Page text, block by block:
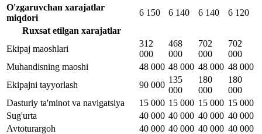
O'zgaruvchan xarajatlar
miqdori
6 150 6 140 6 140
6 120
Ruxsat etilgan xarajatlar
Ekipaj maoshlari
312
000
468
000
702
000
702
000
Muhandisning maoshi
48 000 48 000 48 000 48 000
Ekipajni tayyorlash
90 000
135
000
180
000
180
000
Dasturiy ta'minot va navigatsiya
15 000 15 000 15 000 15 000
Sug'urta
40 000 40 000 40 000 40 000
Avtoturargoh
40 000 40 000 40 000 40 000